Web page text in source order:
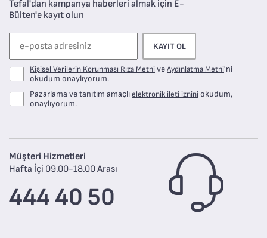
Tefal'dan kampanya haberleri almak için E-
Bülten'e kayıt olun
KAYIT OL
Kişisel Verilerin Korunması Rıza MetniveAydınlatma Metni'ni
okudum onaylıyorum.
Pazarlama ve tanıtım amaçlıelektronik ileti iznini okudum,
onaylıyorum.
Müşteri Hizmetleri
Hafta İçi 09.00-18.00 Arası
444 40 50